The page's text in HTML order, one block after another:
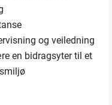
og veiledning
en bidragsyter til et